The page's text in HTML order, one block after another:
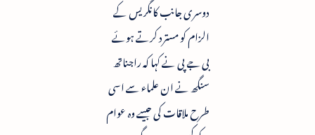
دوسری جانب کانگریس کے
الزام کو مسترد کرتے ہوئے
بی جے پی نے کہا کہ راجناتھ
سنگھ نے ان علماء سے اسی
طرح ملاقات کی جیسے وہ عوام